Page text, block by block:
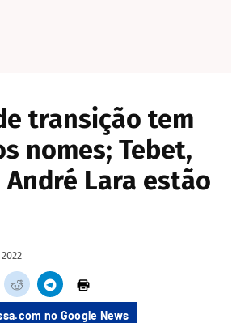
transição tem
nomes; Tebet,
André Lara estão
no Google News